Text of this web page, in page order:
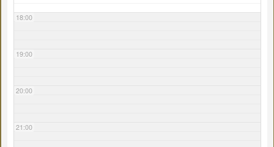
18:00
19:00
20:00
21:00